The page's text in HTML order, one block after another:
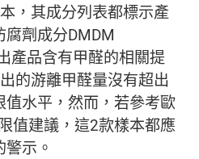
，其成分列表都標示產
劑成分DMDM
產品含有甲醛的相關提
的游離甲醛量沒有超出
值水平，然而，若參考歐
值建議，這2款樣本都應
示。